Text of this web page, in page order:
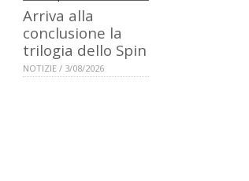
Arriva alla
conclusione la
trilogia dello Spin
NOTIZIE / 3/08/2026